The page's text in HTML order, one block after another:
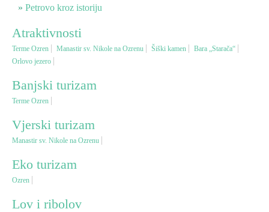
Banjski turizam
Vjerski turizam
Avantura
Eko turizam
Kulturni turizam
Petrovo kroz istoriju
Atraktivnosti
Terme Ozren Manastir sv. Nikole na Ozrenu Šiški kamen
Bara „Starača“
Orlovo jezero
Banjski turizam
Terme Ozren
Vjerski turizam
Manastir sv. Nikole na Ozrenu
Eko turizam
Ozren
Lov i ribolov